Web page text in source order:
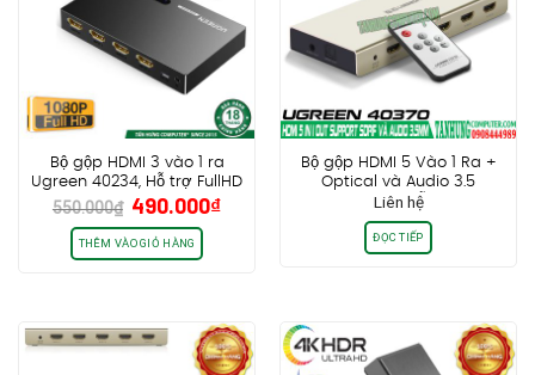
Bộ gộp HDMI 3 vào 1 ra
Ugreen 40234, Hỗ trợ FullHD
1080P@60Hz, có Remote
điều khiển IR rời
550.000₫ Giá
gốc
là:
550.000₫.
490.000₫Giá
THÊM VÀO GIỎ HÀNG
Bộ gộp HDMI 5 Vào 1 Ra +
Optical và Audio 3.5
Ugreen 40370 Hỗ trợ 3D 4K
(4096×2160@30hz), FULL HD
1080P@60hz
Liên hệ
ĐỌC TIẾP